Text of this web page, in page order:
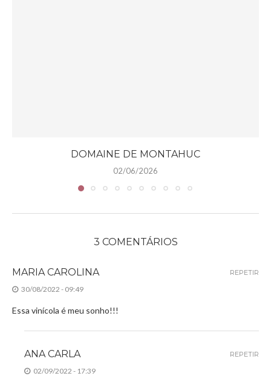
DOMAINE DE MONTAHUC
02/06/2026
3 COMENTÁRIOS
MARIA CAROLINA
30/08/2022 - 09:49
Essa vinícola é meu sonho!!!
REPETIR
ANA CARLA
02/09/2022 - 17:39
REPETIR